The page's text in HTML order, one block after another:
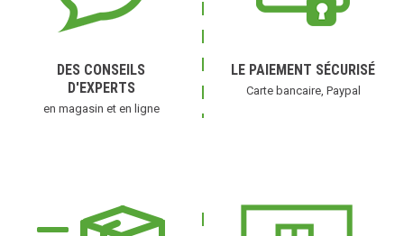
DES CONSEILS
D'EXPERTS
en magasin et en ligne
LE PAIEMENT SÉCURISÉ
Carte bancaire, Paypal